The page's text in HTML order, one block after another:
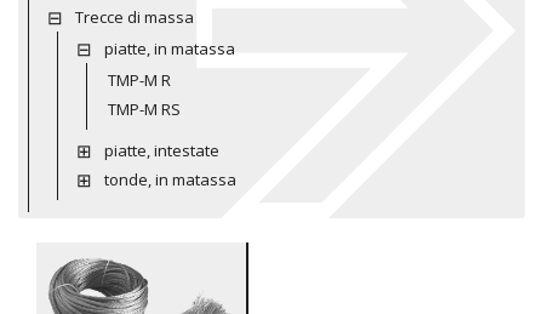
Trecce di massa
piatte, in matassa
TMP-M R
TMP-M RS
piatte, intestate
tonde, in matassa